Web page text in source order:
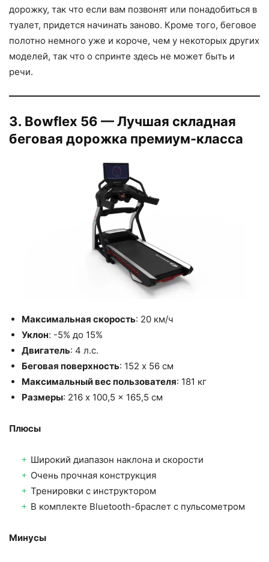
дорожку, так что если вам позвонят или понадобиться в
туалет, придется начинать заново. Кроме того, беговое
полотно немного уже и короче, чем у некоторых других
моделей, так что о спринте здесь не может быть и
речи.
3. Bowflex 56 — Лучшая складная
беговая дорожка премиум-класса
Максимальная скорость: 20 км/ч
Уклон: -5% до 15%
Двигатель: 4 л.с.
Беговая поверхность: 152 x 56 см
Максимальный вес пользователя: 181 кг
Размеры: 216 x 100,5 x 165,5 см
Плюсы
Широкий диапазон наклона и скорости
Очень прочная конструкция
Тренировки с инструктором
В комплекте Bluetooth-браслет с пульсометром
Минусы